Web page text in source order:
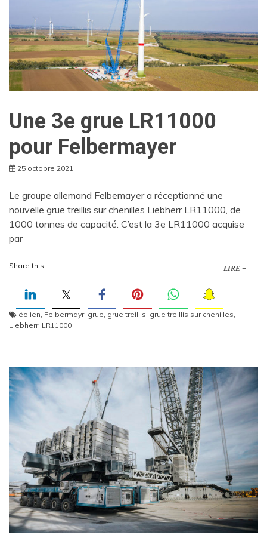
Une 3e grue LR11000
pour Felbermayer
25 octobre 2021
Le groupe allemand Felbemayer a réceptionné une
nouvelle grue treillis sur chenilles Liebherr LR11000, de
1000 tonnes de capacité. C’est la 3e LR11000 acquise
par
Share this... LIRE +
éolien, Felbermayr, grue, grue treillis, grue treillis sur chenilles,
Liebherr, LR11000